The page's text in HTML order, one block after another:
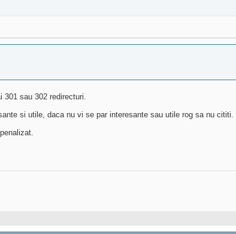
301 sau 302 redirecturi.
si utile, daca nu vi se par interesante sau utile rog sa nu cititi.